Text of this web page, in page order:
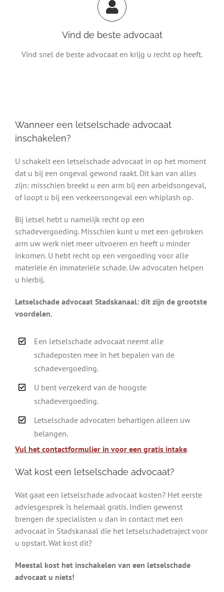
Vind de beste advocaat
Vind snel de beste advocaat en krijg u recht op heeft.
Wanneer een letselschade advocaat
inschakelen?
U schakelt een letselschade advocaat in op het moment
dat u bij een ongeval gewond raakt. Dit kan van alles
zijn: misschien breekt u een arm bij een arbeidsongeval,
of loopt u bij een verkeersongeval een whiplash op.
Bij letsel hebt u namelijk recht op een
schadevergoeding. Misschien kunt u met een gebroken
arm uw werk niet meer uitvoeren en heeft u minder
inkomen. U hebt recht op een vergoeding voor alle
materiële én immateriële schade. Uw advocaten helpen
u hierbij.
Letselschade advocaat Stadskanaal: dit zijn de grootste
voordelen.
Een letselschade advocaat neemt alle
schadeposten mee in het bepalen van de
schadevergoeding.
U bent verzekerd van de hoogste
schadevergoeding.
Letselschade advocaten behartigen alleen uw
belangen.
Vul het contactformulier in voor een gratis intake.
Wat kost een letselschade advocaat?
Wat gaat een letselschade advocaat kosten? Het eerste
adviesgesprek is helemaal gratis. Indien gewenst
brengen de specialisten u dan in contact met een
advocaat in Stadskanaal die het letselschadetraject voor
u opstart. Wat kost dit?
Meestal kost het inschakelen van een letselschade
advocaat u niets!